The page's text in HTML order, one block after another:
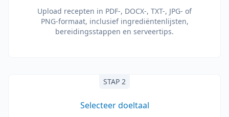
Upload recepten in PDF-, DOCX-, TXT-, JPG- of
PNG-formaat, inclusief ingrediëntenlijsten,
bereidingsstappen en serveertips.
STAP 2
Selecteer doeltaal